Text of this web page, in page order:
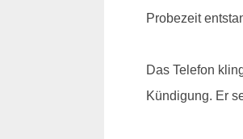
Probezeit
Das Telefon
Kündigung. Er